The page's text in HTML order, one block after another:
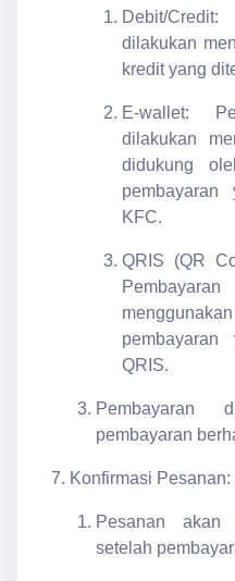
Debit/
dilakukan
kredit yang
E-wallet:
dilakukan
didukung
pembayaran
KFC.
QRIS (QR
QRIS.
Pembayaran
pembayaran
Konfirmasi Pesanan:
Pesanan akan
setelah